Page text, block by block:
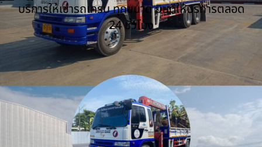
บริการให้เช่ารถเครน ทุกขนาด ยินดีให้บริการตลอด
24 ชั่วโมง